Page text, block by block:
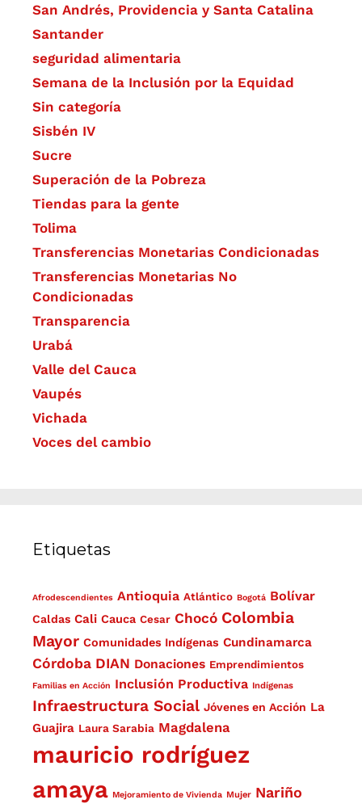
San Andrés, Providencia y Santa Catalina
Santander
seguridad alimentaria
Semana de la Inclusión por la Equidad
Sin categoría
Sisbén IV
Sucre
Superación de la Pobreza
Tiendas para la gente
Tolima
Transferencias Monetarias Condicionadas
Transferencias Monetarias No
Condicionadas
Transparencia
Urabá
Valle del Cauca
Vaupés
Vichada
Voces del cambio
Etiquetas
Afrodescendientes Antioquia Atlántico Bogotá Bolívar
Caldas Cali Cauca Cesar Chocó Colombia
Mayor Comunidades Indígenas Cundinamarca
Córdoba DIAN Donaciones Emprendimientos
Familias en Acción Inclusión Productiva Indígenas
Infraestructura Social Jóvenes en Acción La
Guajira Laura Sarabia Magdalena
mauricio rodríguez
amaya Mejoramiento de Vivienda Mujer Nariño